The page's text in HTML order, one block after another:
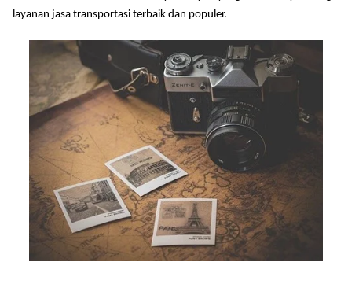
layanan jasa transportasi terbaik dan populer.